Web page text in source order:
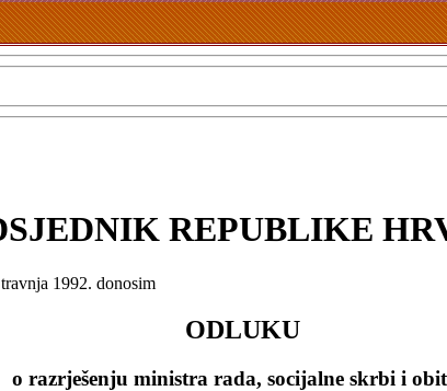
REPUBLIKE
1992. donosim
ODLUKU
o razrješenju ministra rada, socijalne skrbi i